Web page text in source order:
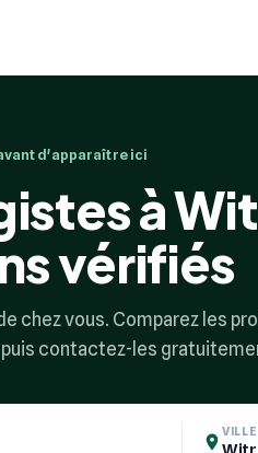
d'apparaître ici
à
vérifiés
chez vous. Comparez les
contactez-les
VILLE